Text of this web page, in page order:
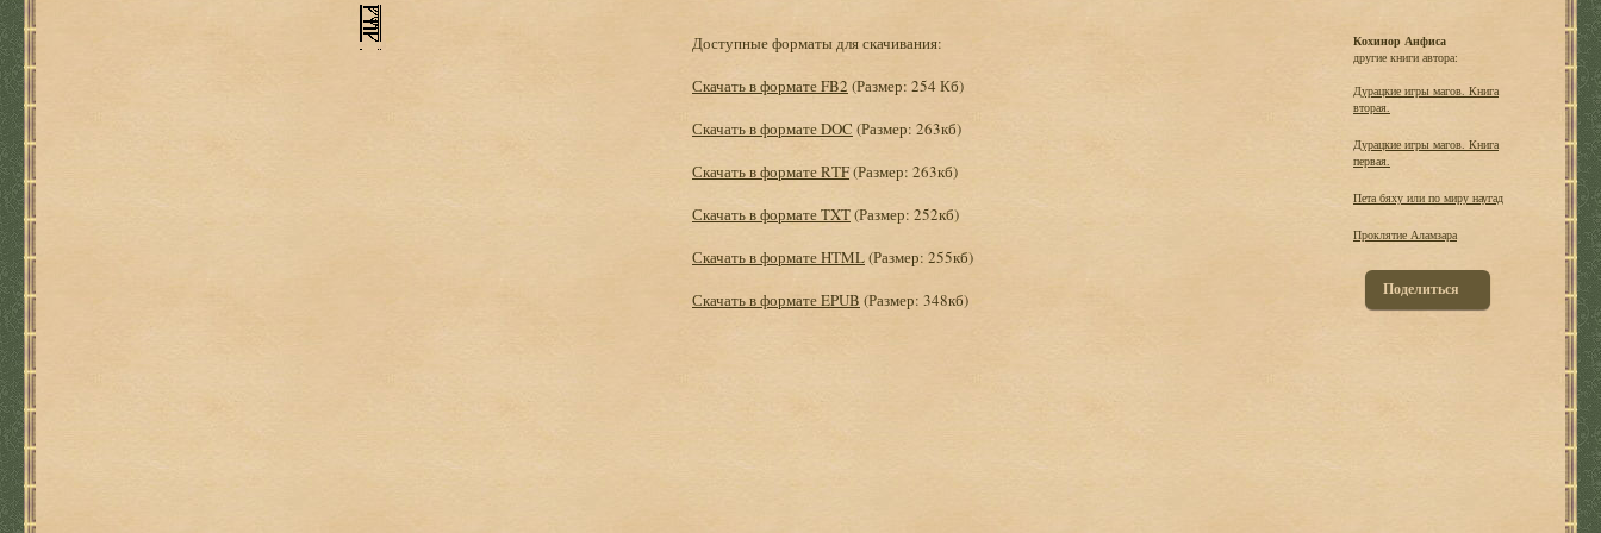
Доступные форматы для скачивания:
Скачать в формате FB2 (Размер: 254 Кб)
Скачать в формате DOC (Размер: 263кб)
Скачать в формате RTF(Размер: 263кб)
Скачать в формате TXT(Размер: 252кб)
Скачать в формате HTML(Размер: 255кб)
Скачать в формате EPUB (Размер: 348кб)
Кохинор Анфиса
другие книги автора:
Дурацкие игры магов. Книга
вторая.
Дурацкие игры магов. Книга
первая.
Пета бяху или по миру наугад
Проклятие Аламзара
Поделиться